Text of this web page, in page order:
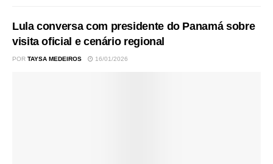
Lula conversa com presidente do Panamá sobre
visita oficial e cenário regional
POR TAYSA MEDEIROS 16/01/2026